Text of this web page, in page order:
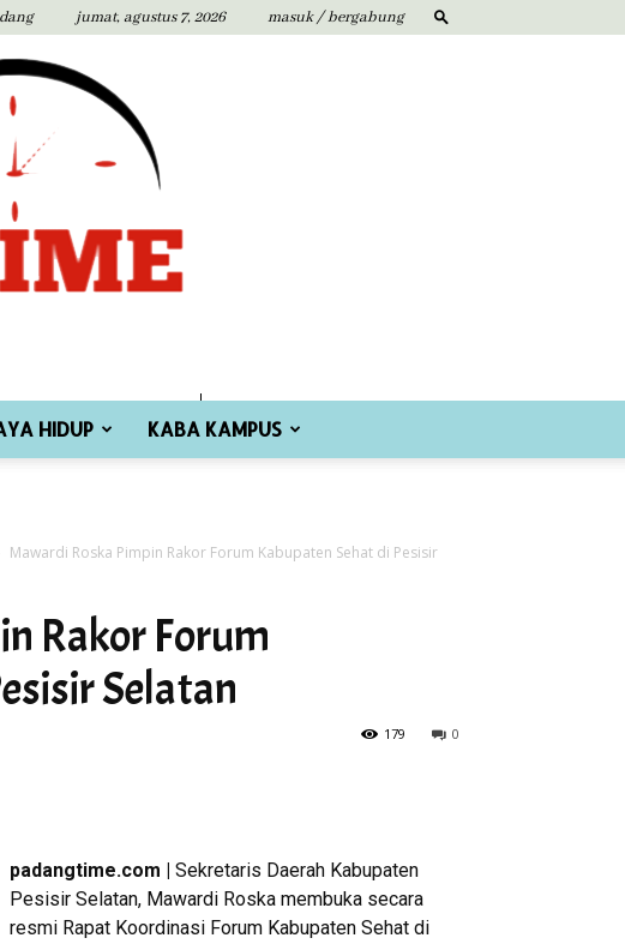
jumat, agustus 7, 2026 masuk / bergabung
HIDUP KABA KAMPUS
Mawardi Roska Pimpin Rakor Forum Kabupaten Sehat di Pesisir
Rakor Forum
Selatan
0
179
padangtime.com | Sekretaris Daerah Kabupaten
Pesisir Selatan, Mawardi Roska membuka secara
resmi Rapat Koordinasi Forum Kabupaten Sehat di